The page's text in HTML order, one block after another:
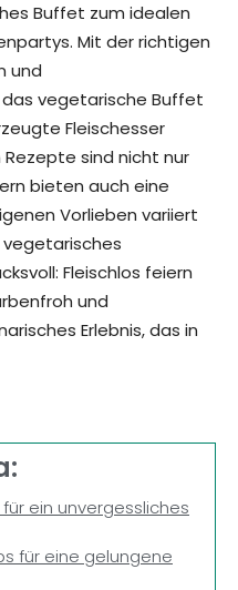
Buffet zum idealen
Mit der richtigen
und
vegetarische Buffet
Fleischesser
sind nicht nur
bieten auch eine
Vorlieben variiert
vegetarisches
Fleischlos feiern
und
Erlebnis, das in
ein unvergessliches
für eine gelungene